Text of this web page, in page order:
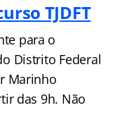
TJDFT
para o
Distrito Federal
Marinho
das 9h. Não